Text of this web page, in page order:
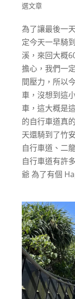
選文章
為了讓最後一
定今天一早騎
溪，來回大概
擔心，我們一
間壓力，所以
車，沒想到這
車，這大概是
的自行車道真
天還騎到了竹
自行車道、二
自行車道有許
爺 為了有個